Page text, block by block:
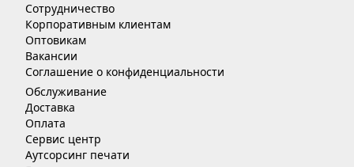
Сотрудничество
Корпоративным клиентам
Оптовикам
Вакансии
Соглашение о конфиденциальности
Обслуживание
Доставка
Оплата
Сервис центр
Аутсорсинг печати